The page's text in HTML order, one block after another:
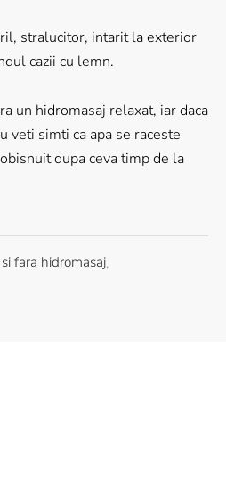
stralucitor, intarit la exterior
cazii cu lemn.
un hidromasaj relaxat, iar daca
veti simti ca apa se raceste
dupa ceva timp de la
fara hidromasaj,